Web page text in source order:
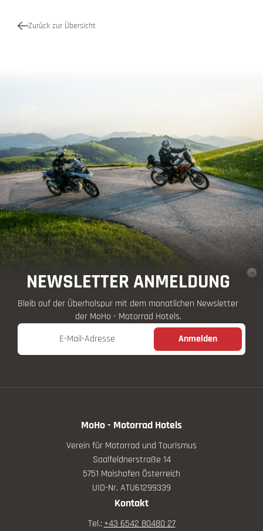
Zurück zur Übersicht
NEWSLETTER ANMELDUNG
Bleib auf der Überholspur mit dem monatlichen Newsletter
der MoHo - Motorrad Hotels.
E-Mail-Adresse
Anmelden
MoHo - Motorrad Hotels
Verein für Motorrad und Tourismus
Saalfeldnerstraße 14
5751 Maishofen Österreich
UID-Nr. ATU61299339
Kontakt
Tel.: +43 6542 80480 27